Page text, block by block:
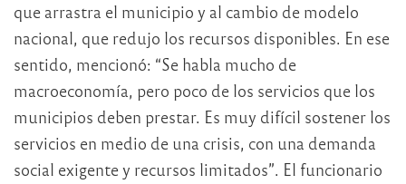
que arrastra el municipio y al cambio de modelo
nacional, que redujo los recursos disponibles. En ese
sentido, mencionó: “Se habla mucho de
macroeconomía, pero poco de los servicios que los
municipios deben prestar. Es muy difícil sostener los
servicios en medio de una crisis, con una demanda
social exigente y recursos limitados”. El funcionario